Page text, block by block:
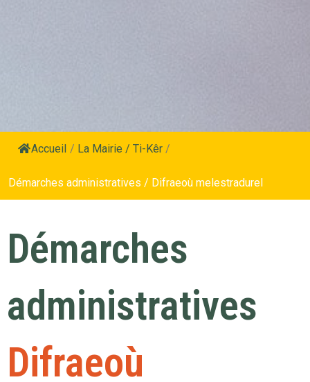
Accueil / La Mairie / Ti-Kêr /
Démarches administratives / Difraeoù melestradurel
Démarches
administratives
Difraeoù